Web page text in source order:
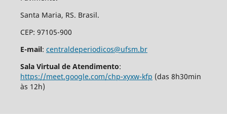
Santa Maria, RS. Brasil.
CEP: 97105-900
E-mail: centraldeperiodicos@ufsm.br
Sala Virtual de Atendimento:
https://meet.google.com/chp-xyxw-kfp (das 8h30min
às 12h)